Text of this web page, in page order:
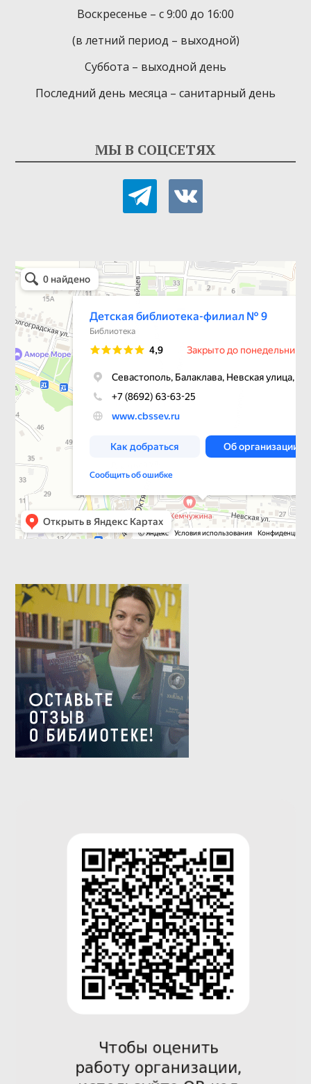
Воскресенье – с 9:00 до 16:00
(в летний период – выходной)
Суббота – выходной день
Последний день месяца – санитарный день
МЫ В СОЦСЕТЯХ
telegramvkontakte
Детская библиотека-филиал № 9
Библиотека в Севастополе